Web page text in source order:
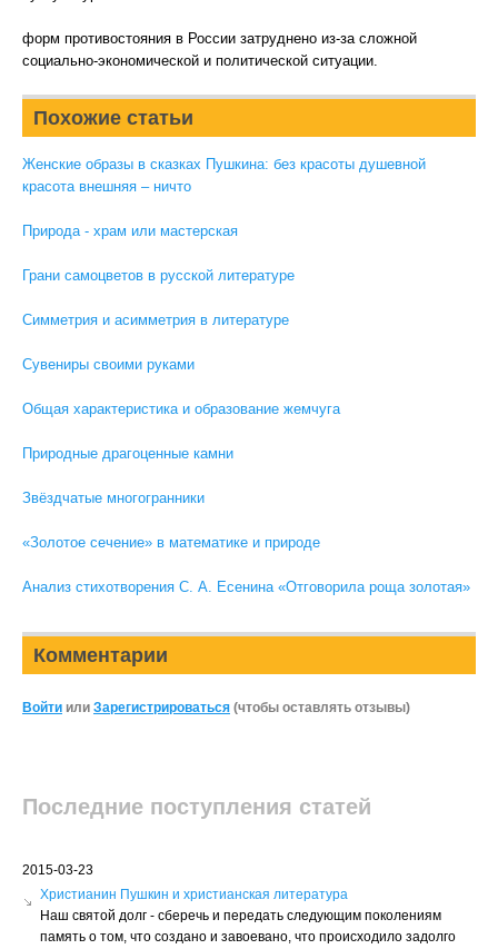
форм противостояния в России затруднено из-за сложной
социально-экономической и политической ситуации.
Похожие статьи
Женские образы в сказках Пушкина: без красоты душевной
красота внешняя – ничто
Природа - храм или мастерская
Грани самоцветов в русской литературе
Симметрия и асимметрия в литературе
Сувениры своими руками
Общая характеристика и образование жемчуга
Природные драгоценные камни
Звёздчатые многогранники
«Золотое сечение» в математике и природе
Анализ стихотворения С. А. Есенина «Отговорила роща золотая»
Комментарии
Войти или Зарегистрироваться (чтобы оставлять отзывы)
Последние поступления статей
2015-03-23
Христианин Пушкин и христианская литература
Наш святой долг - сберечь и передать следующим поколениям
память о том, что создано и завоевано, что происходило задолго